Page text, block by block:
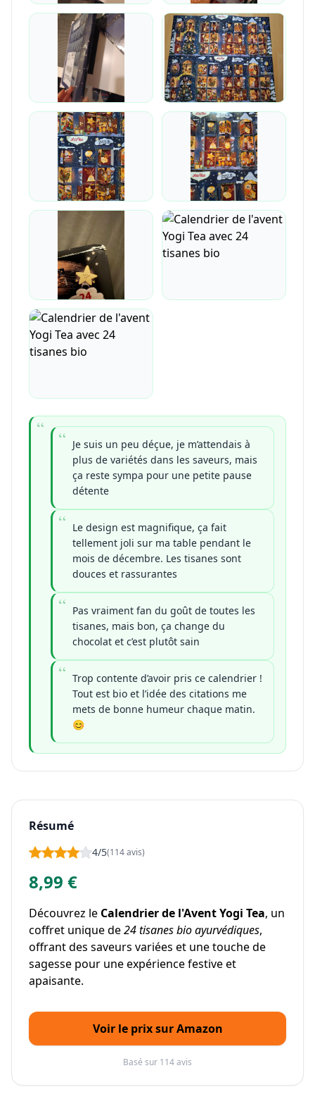
Je suis un peu déçue, je m’attendais à
plus de variétés dans les saveurs, mais
ça reste sympa pour une petite pause
détente
Le design est magnifique, ça fait
tellement joli sur ma table pendant le
mois de décembre. Les tisanes sont
douces et rassurantes
Pas vraiment fan du goût de toutes les
tisanes, mais bon, ça change du
chocolat et c’est plutôt sain
Trop contente d’avoir pris ce calendrier !
Tout est bio et l’idée des citations me
mets de bonne humeur chaque matin.
😊
Résumé
4/5(114 avis)
8,99 €
Découvrez le Calendrier de l'Avent Yogi Tea, un
coffret unique de24 tisanes bio ayurvédiques,
offrant des saveurs variées et une touche de
sagesse pour une expérience festive et
apaisante.
Voir le prix sur Amazon
Basé sur 114 avis